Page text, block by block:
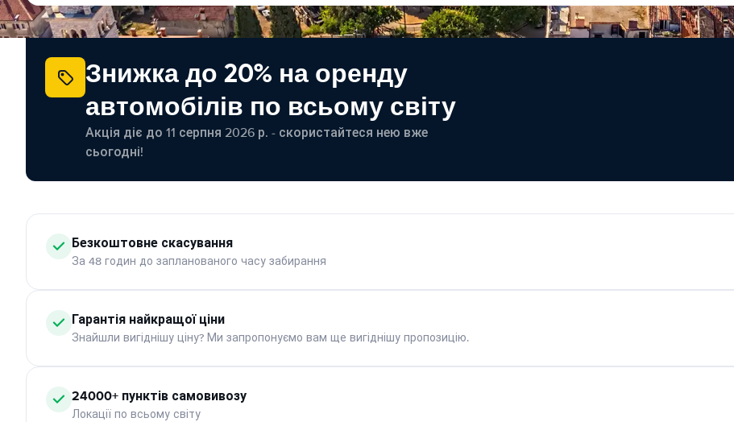
Знижка до 20% на оренду
автомобілів по всьому світу
Акція діє до 11 серпня 2026 р. - скористайтеся нею вже
сьогодні!
Безкоштовне скасування
За 48 годин до запланованого часу забирання
Гарантія найкращої ціни
Знайшли вигіднішу ціну? Ми запропонуємо вам ще вигіднішу пропозицію.
24000+ пунктів самовивозу
Локації по всьому світу